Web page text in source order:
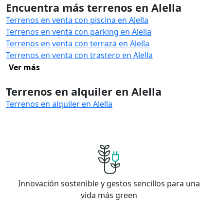
Encuentra más terrenos en Alella
Terrenos en venta con piscina en Alella
Terrenos en venta con parking en Alella
Terrenos en venta con terraza en Alella
Terrenos en venta con trastero en Alella
Ver más
Terrenos en alquiler en Alella
Terrenos en alquiler en Alella
Innovación sostenible y gestos sencillos para una
vida más green